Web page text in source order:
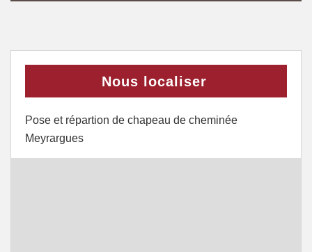
Nous localiser
Pose et répartion de chapeau de cheminée
Meyrargues